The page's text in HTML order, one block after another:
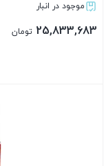
موجود در انبار
25,833,683 تومان